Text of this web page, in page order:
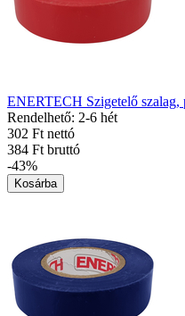
ENERTECH Szigetelő szalag,
Rendelhető: 2-6 hét
302 Ft nettó
384 Ft bruttó
-43%
Kosárba